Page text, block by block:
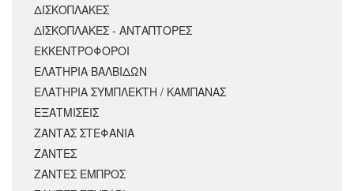
ΔΙΣΚΟΠΛΑΚΕΣ
ΔΙΣΚΟΠΛΑΚΕΣ - ΑΝΤΑΠΤΟΡΕΣ
ΕΚΚΕΝΤΡΟΦΟΡΟΙ
ΕΛΑΤΗΡΙΑ ΒΑΛΒΙΔΩΝ
ΕΛΑΤΗΡΙΑ ΣΥΜΠΛΕΚΤΗ / ΚΑΜΠΑΝΑΣ
ΕΞΑΤΜΙΣΕΙΣ
ΖΑΝΤΑΣ ΣΤΕΦΑΝΙΑ
ΖΑΝΤΕΣ
ΖΑΝΤΕΣ ΕΜΠΡΟΣ